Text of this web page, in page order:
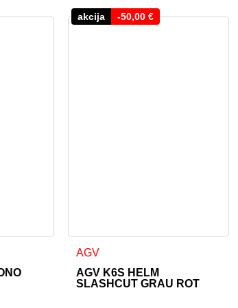
werden
können auf der Produktseite gewählt werden
mehrere Varianten auf. Die Optionen können
akcija -50,00€
AGV
AGV K6S HELM
SLASHCUT GRAU ROT
Dieses Produkt weist mehrere